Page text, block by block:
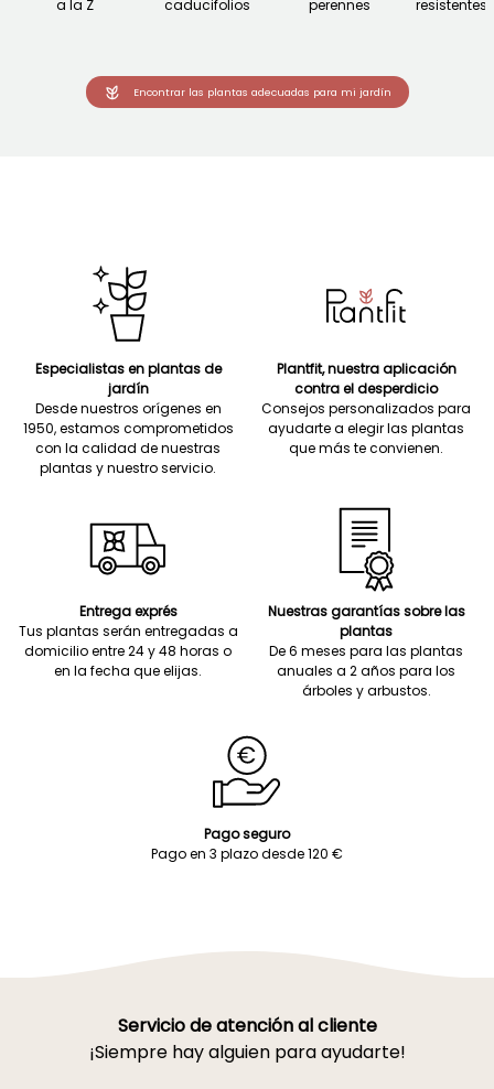
a la Z caducifolios perennes resistentes
Encontrar las plantas adecuadas para mi jardín
Especialistas en plantas de
jardín
Desde nuestros orígenes en
1950, estamos comprometidos
con la calidad de nuestras
plantas y nuestro servicio.
Plantfit, nuestra aplicación
contra el desperdicio
Consejos personalizados para
ayudarte a elegir las plantas
que más te convienen.
Entrega exprés
Tus plantas serán entregadas a
domicilio entre 24 y 48 horas o
en la fecha que elijas.
Nuestras garantías sobre las
plantas
De 6 meses para las plantas
anuales a 2 años para los
árboles y arbustos.
Pago seguro
Pago en 3 plazo desde 120 €
Servicio de atención al cliente
¡Siempre hay alguien para ayudarte!